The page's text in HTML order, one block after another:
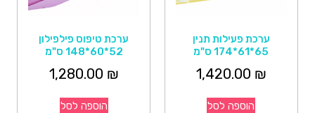
ערכת פעילות תנין
65*61*174 ס"מ
1,420.00 ₪
הוספה לסל
ערכת טיפוס פילפילון
52*60*148 ס"מ
1,280.00 ₪
הוספה לסל